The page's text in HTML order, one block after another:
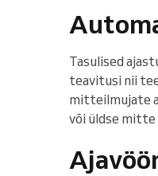
Tasulised
teavitusi nii
mitteilmujate
või üldse